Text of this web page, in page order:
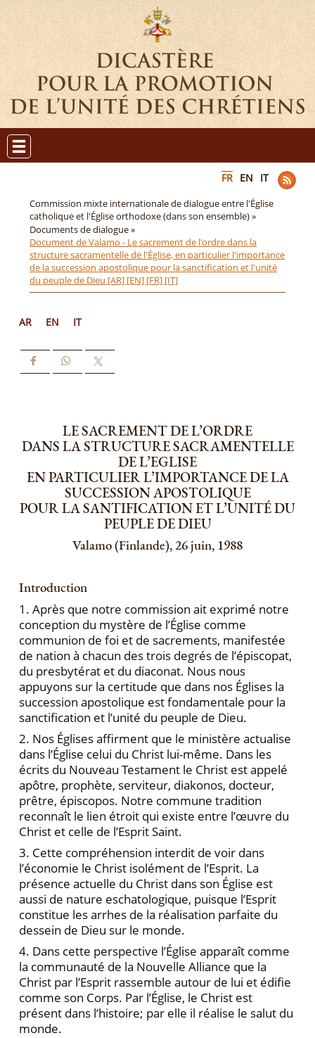
FR EN IT
Commission mixte internationale de dialogue entre l'Église
catholique et l'Église orthodoxe (dans son ensemble) »
Documents de dialogue »
Document de Valamo - Le sacrement de l'ordre dans la
structure sacramentelle de l'Église, en particulier l'importance
de la succession apostolique pour la sanctification et l'unité
du peuple de Dieu [AR] [EN] [FR] [IT]
AR EN IT
LE SACREMENT DE L’ORDRE
DANS LA STRUCTURE SACRAMENTELLE
DE L’EGLISE
EN PARTICULIER L’IMPORTANCE DE LA
SUCCESSION APOSTOLIQUE
POUR LA SANTIFICATION ET L’UNITÉ DU
PEUPLE DE DIEU
Valamo (Finlande), 26 juin, 1988
Introduction
1. Après que notre commission ait exprimé notre
conception du mystère de l’Église comme
communion de foi et de sacrements, manifestée
de nation à chacun des trois degrés de l’épiscopat,
du presbytérat et du diaconat. Nous nous
appuyons sur la certitude que dans nos Églises la
succession apostolique est fondamentale pour la
sanctification et l’unité du peuple de Dieu.
2. Nos Églises affirment que le ministère actualise
dans l’Église celui du Christ lui-même. Dans les
écrits du Nouveau Testament le Christ est appelé
apôtre, prophète, serviteur, diakonos, docteur,
prêtre, épiscopos. Notre commune tradition
reconnaît le lien étroit qui existe entre l’œuvre du
Christ et celle de l’Esprit Saint.
3. Cette compréhension interdit de voir dans
l’économie le Christ isolément de l’Esprit. La
présence actuelle du Christ dans son Église est
aussi de nature eschatologique, puisque l’Esprit
constitue les arrhes de la réalisation parfaite du
dessein de Dieu sur le monde.
4. Dans cette perspective l’Église apparaît comme
la communauté de la Nouvelle Alliance que la
Christ par l’Esprit rassemble autour de lui et édifie
comme son Corps. Par l’Église, le Christ est
présent dans l’histoire; par elle il réalise le salut du
monde.